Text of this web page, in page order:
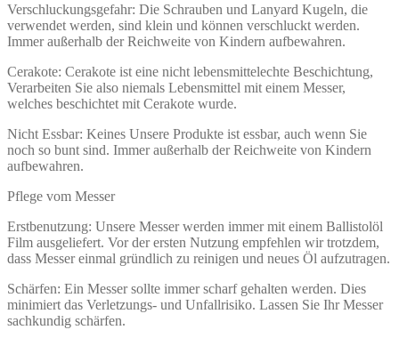
Verschluckungsgefahr: Die Schrauben und Lanyard Kugeln, die
verwendet werden, sind klein und können verschluckt werden.
Immer außerhalb der Reichweite von Kindern aufbewahren.
Cerakote: Cerakote ist eine nicht lebensmittelechte Beschichtung,
Verarbeiten Sie also niemals Lebensmittel mit einem Messer,
welches beschichtet mit Cerakote wurde.
Nicht Essbar: Keines Unsere Produkte ist essbar, auch wenn Sie
noch so bunt sind. Immer außerhalb der Reichweite von Kindern
aufbewahren.
Pflege vom Messer
Erstbenutzung: Unsere Messer werden immer mit einem Ballistolöl
Film ausgeliefert. Vor der ersten Nutzung empfehlen wir trotzdem,
dass Messer einmal gründlich zu reinigen und neues Öl aufzutragen.
Schärfen: Ein Messer sollte immer scharf gehalten werden. Dies
minimiert das Verletzungs- und Unfallrisiko. Lassen Sie Ihr Messer
sachkundig schärfen.